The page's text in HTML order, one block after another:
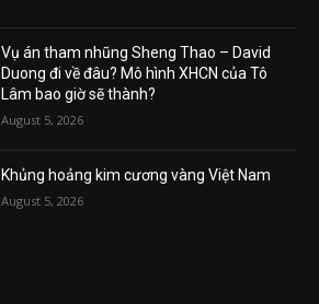
Vụ án tham nhũng Sheng Thao – David
Duong đi về đâu? Mô hình XHCN của Tô
Lâm bao giờ sẽ thành?
August 5, 2026
Khủng hoảng kim cương vàng Việt Nam
August 5, 2026